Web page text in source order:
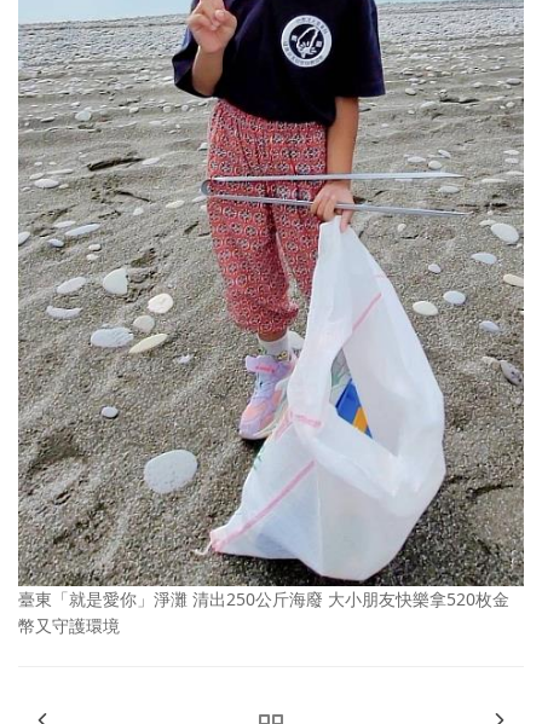
臺東「就是愛你」淨灘 清出250公斤海廢 大小朋友快樂拿520枚金
幣又守護環境